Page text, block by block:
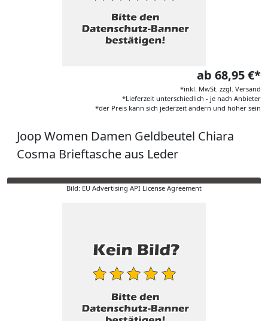
ab 68,95 €*
*inkl. MwSt. zzgl. Versand
*Lieferzeit unterschiedlich - je nach Anbieter
*der Preis kann sich jederzeit ändern und höher sein
Joop Women Damen Geldbeutel Chiara
Cosma Brieftasche aus Leder
Bild: EU Advertising API License Agreement